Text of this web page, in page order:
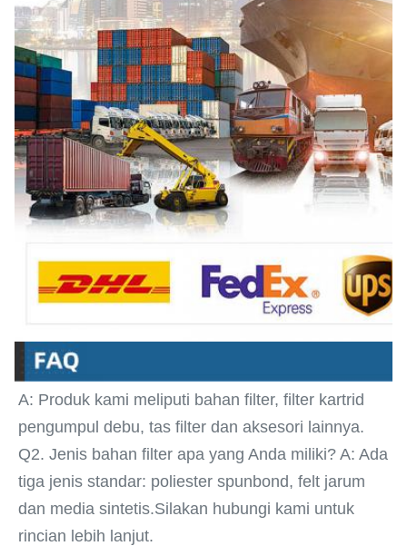
A: Produk kami meliputi bahan filter, filter kartrid
pengumpul debu, tas filter dan aksesori lainnya.
Q2. Jenis bahan filter apa yang Anda miliki? A: Ada
tiga jenis standar: poliester spunbond, felt jarum
dan media sintetis.Silakan hubungi kami untuk
rincian lebih lanjut.